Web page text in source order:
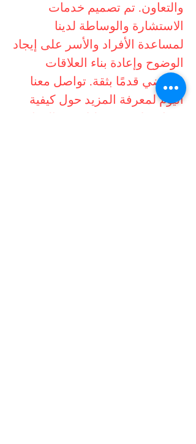
والتعاون. تم تصميم خدمات
الاستشارة والوساطة لدينا
لمساعدة الأفراد والأسر على إيجاد
الوضوح وإعادة بناء العلاقات
والمضي قدمًا بثقة. تواصل معنا
اليوم لمعرفة المزيد حول كيفية